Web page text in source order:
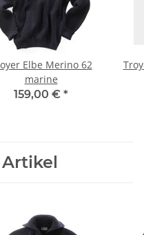
Elbe Merino 62
marine
159,00 € *